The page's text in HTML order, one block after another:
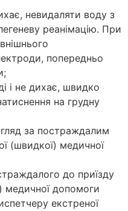
невидаляти воду з
реанімацію. При
попередньо
і не дихає, швидко
на грудну
за постраждалим
(швидкої) медичної
до приїзду
медичної допомоги
екстреної